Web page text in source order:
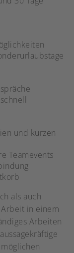
und kurzen
Teamevents
als auch
in einem
Arbeiten